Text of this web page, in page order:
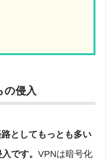
の侵入
としてもっとも多い
です。 VPNは暗号化